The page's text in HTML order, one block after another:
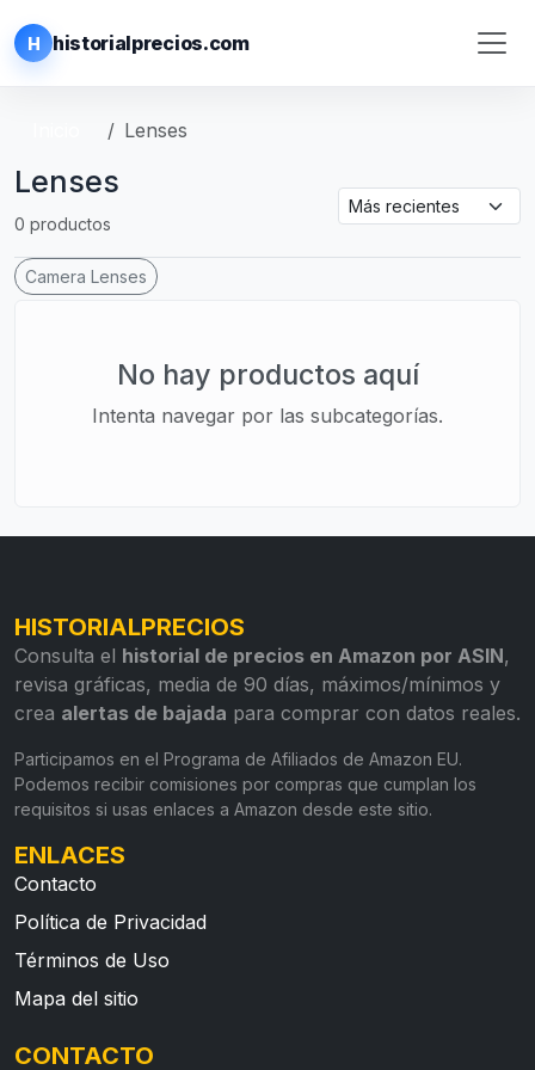
H historialprecios.com
Lenses
Lenses
0 productos
Camera Lenses
No hay productos aquí
Intenta navegar por las subcategorías.
HISTORIALPRECIOS
Consulta el historial de precios en Amazon por ASIN,
revisa gráficas, media de 90 días, máximos/mínimos y
crea alertas de bajada para comprar con datos reales.
Participamos en el Programa de Afiliados de Amazon EU.
Podemos recibir comisiones por compras que cumplan los
requisitos si usas enlaces a Amazon desde este sitio.
ENLACES
Contacto
Política de Privacidad
Términos de Uso
Mapa del sitio
CONTACTO